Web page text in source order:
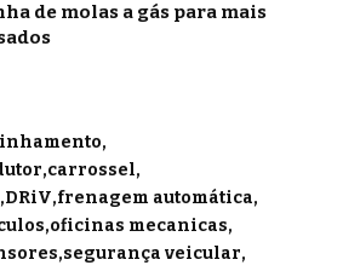
de molas a gás para mais
carrossel
DRiV frenagem automática
oficinas mecanicas
segurança veicular